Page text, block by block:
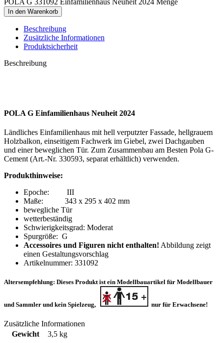
In den Warenkorb
Beschreibung
Zusätzliche Informationen
Produktsicherheit
Beschreibung
POLA G Einfamilienhaus Neuheit 2024
Ländliches Einfamilienhaus mit hell verputzter Fassade, hellgrauem
Holzbalkon, einseitigem Fachwerk im Giebel, zwei Dachgauben
und einer beweglichen Tür. Zum Zusammenbau am Besten Pola G-
Cement (Art.-Nr. 330593, separat erhältlich) verwenden.
Produkthinweise:
Epoche: III
Maße: 343 x 295 x 402 mm
bewegliche Tür
wetterbeständig
Schwierigkeitsgrad: Moderat
Spurgröße: G
Accessoires und Figuren nicht enthalten! Abbildung zeigt
einen Gestaltungsvorschlag
Artikelnummer: 331092
Altersempfehlung: Dieses Produkt ist ein Modellbauartikel für Modellbauer
und Sammler und kein Spielzeug, nur für Erwachsene!
Zusätzliche Informationen
Gewicht
3,5 kg